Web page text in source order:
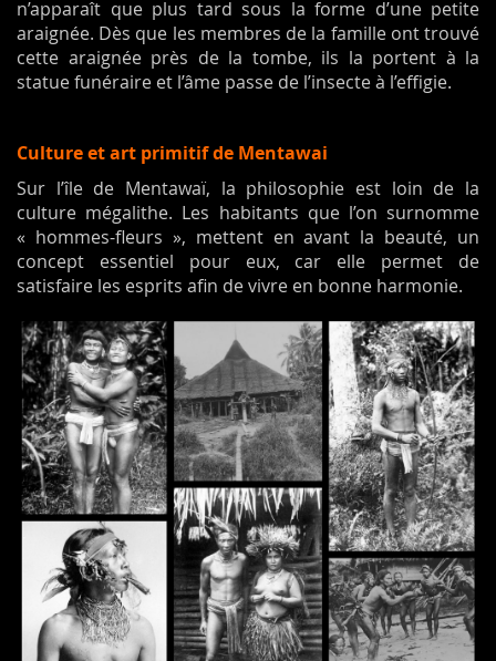
n’apparaît que plus tard sous la forme d’une petite
araignée. Dès que les membres de la famille ont trouvé
cette araignée près de la tombe, ils la portent à la
statue funéraire et l’âme passe de l’insecte à l’effigie.
Culture et art primitif de Mentawai
Sur l’île de Mentawaï, la philosophie est loin de la
culture mégalithe. Les habitants que l’on surnomme
« hommes-fleurs », mettent en avant la beauté, un
concept essentiel pour eux, car elle permet de
satisfaire les esprits afin de vivre en bonne harmonie.